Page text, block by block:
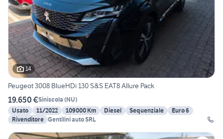
14
Peugeot 3008 BlueHDi 130 S&S EAT8 Allure Pack
19.650 €Siniscola (NU)
Usato
11/2022 109000 Km Diesel Sequenziale
Euro 6
Rivenditore Gentilini auto SRL